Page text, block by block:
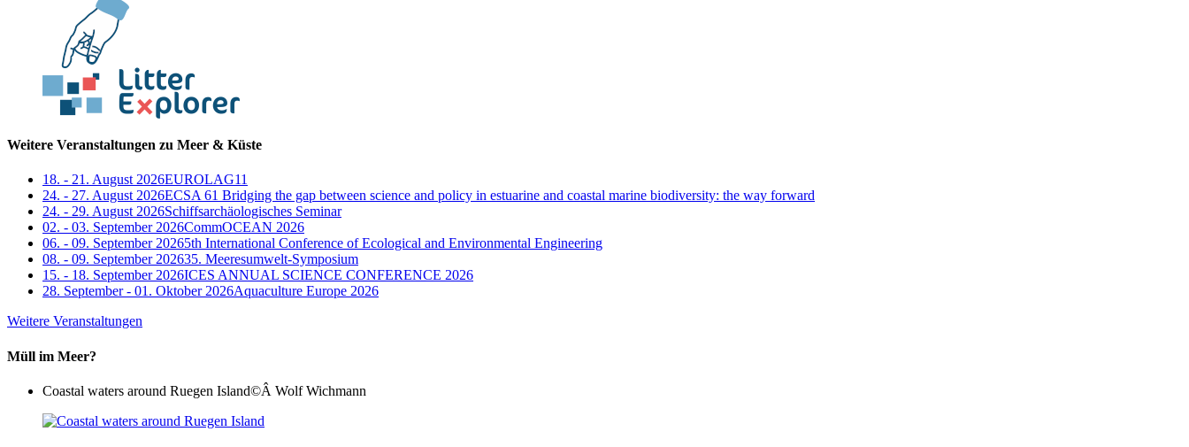
Weitere Veranstaltungen zu Meer & Küste
18. - 21. August 2026EUROLAG11
24. - 27. August 2026ECSA 61 Bridging the gap between science and policy in estuarine and coastal marine biodiversity: the way forward
24. - 29. August 2026Schiffsarchäologisches Seminar
02. - 03. September 2026CommOCEAN 2026
06. - 09. September 20265th International Conference of Ecological and Environmental Engineering
08. - 09. September 202635. Meeresumwelt-Symposium
15. - 18. September 2026ICES ANNUAL SCIENCE CONFERENCE 2026
28. September - 01. Oktober 2026Aquaculture Europe 2026
Weitere Veranstaltungen
Müll im Meer?
Coastal waters around Ruegen Island©Â Wolf Wichmann